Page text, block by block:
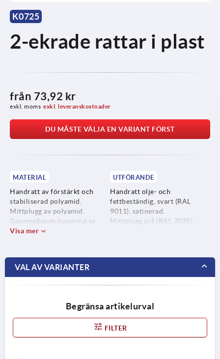
K0725
2-ekrade rattar i plast
från 73,92 kr
exkl. moms exkl. leveranskostnader
DU MÅSTE VÄLJA EN VARIANT FÖRST
MATERIAL
Handratt av förstärkt och
stabiliserad polyamid.
Mittplugg av polyamid.
Genomgående bussning av
stål.
UTFÖRANDE
Handratt olje- och
fettbeständig, svart (RAL
9011), satinerad.
Mittplugg grå (RAL 7035).
Visa mer
VAL AV VARIANTER
Begränsa artikelurval
FILTER